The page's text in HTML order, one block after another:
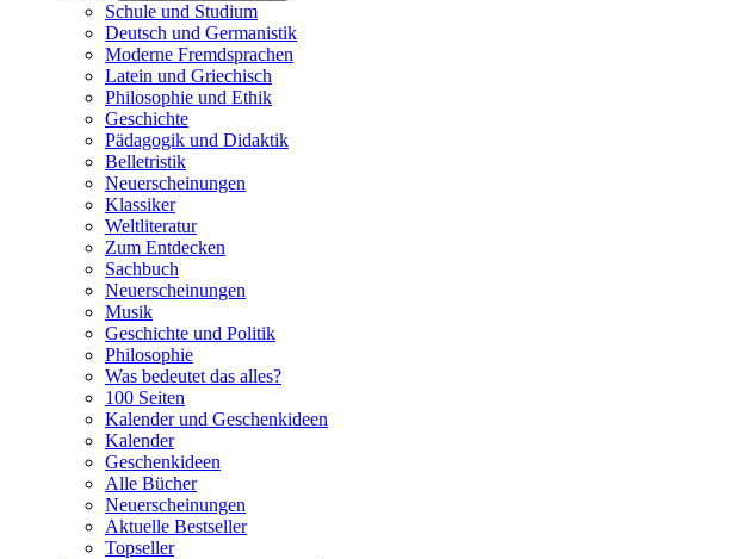
Schule und Studium
Deutsch und Germanistik
Moderne Fremdsprachen
Latein und Griechisch
Philosophie und Ethik
Geschichte
Pädagogik und Didaktik
Belletristik
Neuerscheinungen
Klassiker
Weltliteratur
Zum Entdecken
Sachbuch
Neuerscheinungen
Musik
Geschichte und Politik
Philosophie
Was bedeutet das alles?
100 Seiten
Kalender und Geschenkideen
Kalender
Geschenkideen
Alle Bücher
Neuerscheinungen
Aktuelle Bestseller
Topseller